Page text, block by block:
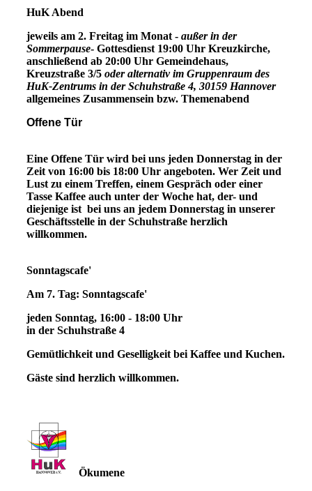
HuK Abend
jeweils am 2. Freitag im Monat - außer in der
Sommerpause- Gottesdienst19:00 Uhr Kreuzkirche,
anschließend ab 20:00 Uhr Gemeindehaus,
Kreuzstraße 3/5 oder alternativ im Gruppenraum des
HuK-Zentrums in der Schuhstraße 4, 30159 Hannover
allgemeines Zusammensein bzw. Themenabend
Offene Tür
Eine Offene Tür wird bei uns jeden Donnerstag in der
Zeit von 16:00 bis 18:00 Uhr angeboten. Wer Zeit und
Lust zu einem Treffen, einem Gespräch oder einer
Tasse Kaffee auch unter der Woche hat, der- und
diejenige ist bei uns an jedem Donnerstag in unserer
Geschäftsstelle in der Schuhstraße herzlich
willkommen.
Sonntagscafe'
Am 7. Tag: Sonntagscafe'
jeden Sonntag, 16:00 - 18:00 Uhr
in der Schuhstraße 4
Gemütlichkeit und Geselligkeit bei Kaffee und Kuchen.
Gäste sind herzlich willkommen.
Ökumene